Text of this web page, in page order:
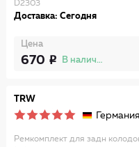
D2303
Доставка: Сегодня
Цена
670 В наличии
TRW
Германия
Ремкомплект для задн